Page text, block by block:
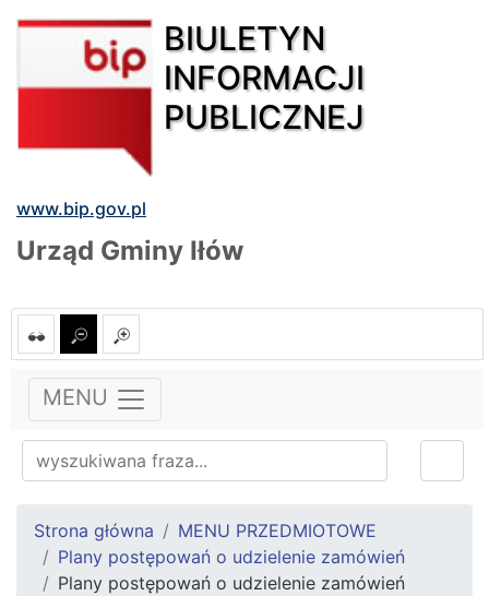
BIULETYN
INFORMACJI
PUBLICZNEJ
www.bip.gov.pl
Urząd Gminy Iłów
MENU
Strona główna
MENU PRZEDMIOTOWE
Plany postępowań o udzielenie zamówień
Plany postępowań o udzielenie zamówień